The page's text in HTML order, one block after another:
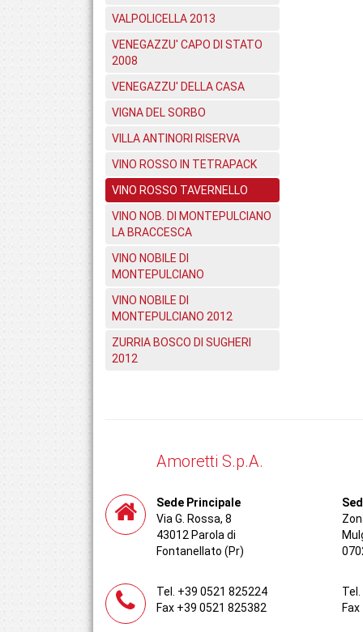
VALPOLICELLA 2013
VENEGAZZU' CAPO DI STATO
2008
VENEGAZZU' DELLA CASA
VIGNA DEL SORBO
VILLA ANTINORI RISERVA
VINO ROSSO IN TETRAPACK
VINO ROSSO TAVERNELLO
VINO NOB. DI MONTEPULCIANO
LA BRACCESCA
VINO NOBILE DI
MONTEPULCIANO
VINO NOBILE DI
MONTEPULCIANO 2012
ZURRIA BOSCO DI SUGHERI
2012
Amoretti S.p.A.
Sede Principale
Via G. Rossa, 8
43012 Parola di
Fontanellato (Pr)
Tel. +39 0521 825224
Fax +39 0521 825382